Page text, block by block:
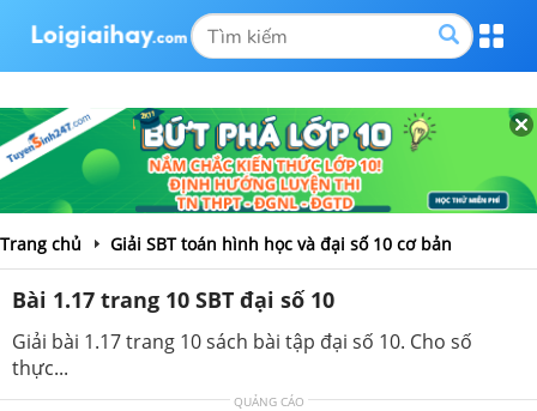
Trang chủ Giải SBT toán hình học và đại số 10 cơ bản
Bài 1.17 trang 10 SBT đại số 10
Giải bài 1.17 trang 10 sách bài tập đại số 10. Cho số
thực...
QUẢNG CÁO